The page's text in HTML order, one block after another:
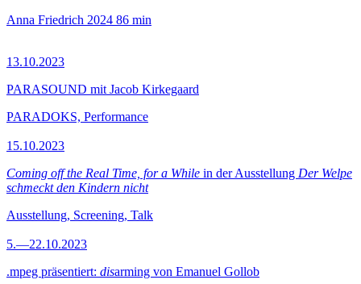
Anna Friedrich 2024 86 min
13.10.2023
PARASOUND mit Jacob Kirkegaard
PARADOKS, Performance
15.10.2023
Coming off the Real Time, for a While in der Ausstellung Der Welpe
schmeckt den Kindern nicht
Ausstellung, Screening, Talk
5.—22.10.2023
.mpeg präsentiert: disarming von Emanuel Gollob